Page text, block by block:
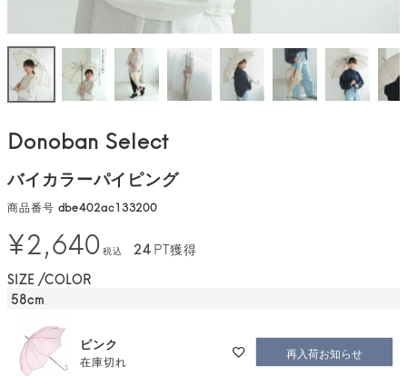
Donoban Select
バイカラーパイピング
商品番号 dbe402ac133200
¥2,640 税込 24PT獲得
SIZE COLOR
58cm
ピンク
在庫切れ 再入荷お知らせ